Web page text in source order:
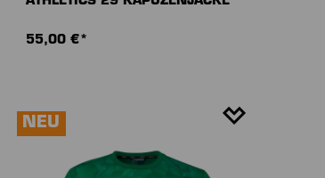
55,00 €*
NEU